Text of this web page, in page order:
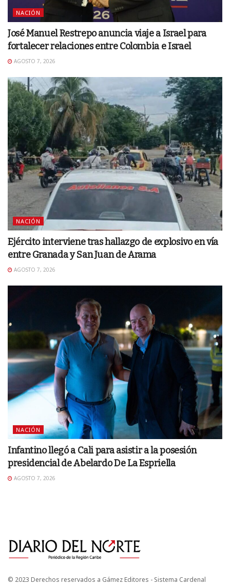
NACIÓN
José Manuel Restrepo anuncia viaje a Israel para
fortalecer relaciones entre Colombia e Israel
AGOSTO 7, 2026
NACIÓN
Ejército interviene tras hallazgo de explosivo en vía
entre Granada y San Juan de Arama
AGOSTO 7, 2026
NACIÓN
Infantino llegó a Cali para asistir a la posesión
presidencial de Abelardo De La Espriella
AGOSTO 7, 2026
© 2023 Derechos reservados a Gámez Editores - Sistema Cardenal